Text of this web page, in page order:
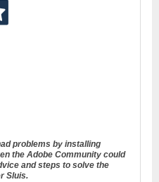
problems by installing
the Adobe Community could
and steps to solve the
Sluis.